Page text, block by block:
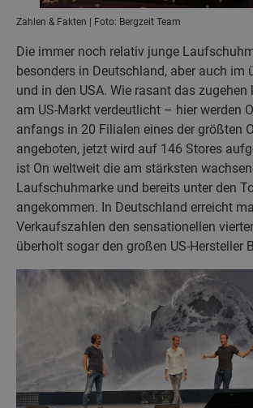
Zahlen & Fakten | Foto: Bergzeit Team
Die immer noch relativ junge
besonders in Deutschland, aber auch im
und in den USA. Wie rasant das zugehen
am US-Markt verdeutlicht – hier werden
anfangs in 20 Filialen eines der größten
angeboten, jetzt wird auf 146 Stores
ist On weltweit die am stärksten
Laufschuhmarke und bereits unter den
angekommen. In Deutschland erreicht
Verkaufszahlen den sensationellen
überholt sogar den großen US-Hersteller